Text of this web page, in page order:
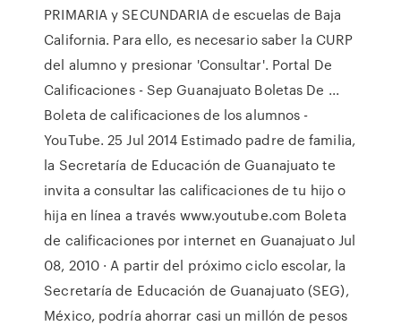
PRIMARIA y SECUNDARIA de escuelas de Baja
California. Para ello, es necesario saber la CURP
del alumno y presionar 'Consultar'. Portal De
Calificaciones - Sep Guanajuato Boletas De ...
Boleta de calificaciones de los alumnos -
YouTube. 25 Jul 2014 Estimado padre de familia,
la Secretaría de Educación de Guanajuato te
invita a consultar las calificaciones de tu hijo o
hija en línea a través www.youtube.com Boleta
de calificaciones por internet en Guanajuato Jul
08, 2010 · A partir del próximo ciclo escolar, la
Secretaría de Educación de Guanajuato (SEG),
México, podría ahorrar casi un millón de pesos